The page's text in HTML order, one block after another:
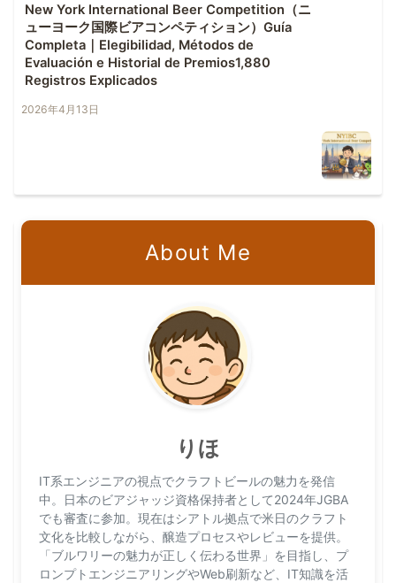
New York International Beer Competition（ニ
ューヨーク国際ビアコンペティション）Guía
Completa｜Elegibilidad, Métodos de
Evaluación e Historial de Premios1,880
Registros Explicados
2026年4月13日
About Me
りほ
IT系エンジニアの視点でクラフトビールの魅力を発信
中。日本のビアジャッジ資格保持者として2024年JGBA
でも審査に参加。現在はシアトル拠点で米日のクラフト
文化を比較しながら、醸造プロセスやレビューを提供。
「ブルワリーの魅力が正しく伝わる世界」を目指し、プ
ロンプトエンジニアリングやWeb刷新など、IT知識を活